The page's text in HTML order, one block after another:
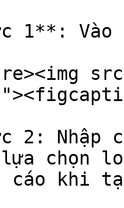
1**: Vào
2: Nhập
lựa chọn
cáo khi